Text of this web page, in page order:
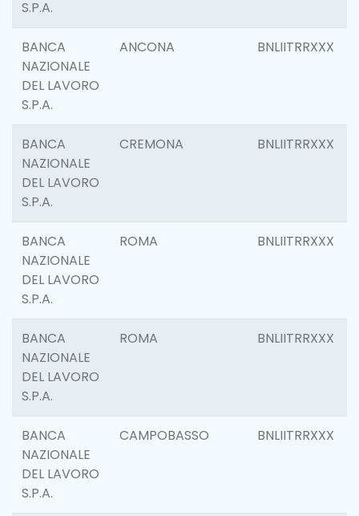
S.P.A.
BANCA
NAZIONALE
DEL LAVORO
S.P.A.
ANCONA BNLIITRRXXX
BANCA
NAZIONALE
DEL LAVORO
S.P.A.
CREMONA BNLIITRRXXX
BANCA
NAZIONALE
DEL LAVORO
S.P.A.
ROMA BNLIITRRXXX
BANCA
NAZIONALE
DEL LAVORO
S.P.A.
ROMA BNLIITRRXXX
BANCA
NAZIONALE
DEL LAVORO
S.P.A.
CAMPOBASSO BNLIITRRXXX